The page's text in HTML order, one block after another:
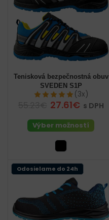
Tenisková bezpečnostná obuv
SVEDEN S1P
(3x)
27.61€ s DPH
Výber možností
Odosielame do 24h